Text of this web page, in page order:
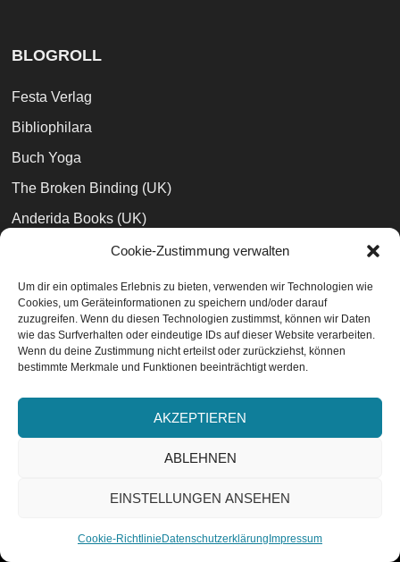
Cookie-Zustimmung verwalten
Um dir ein optimales Erlebnis zu bieten, verwenden wir Technologien wie
Cookies, um Geräteinformationen zu speichern und/oder darauf
zuzugreifen. Wenn du diesen Technologien zustimmst, können wir Daten
wie das Surfverhalten oder eindeutige IDs auf dieser Website verarbeiten.
Wenn du deine Zustimmung nicht erteilst oder zurückziehst, können
bestimmte Merkmale und Funktionen beeinträchtigt werden.
AKZEPTIEREN
ABLEHNEN
EINSTELLUNGEN ANSEHEN
Cookie-Richtlinie Datenschutzerklärung Impressum
BLOGROLL
Festa Verlag
Bibliophilara
Buch Yoga
The Broken Binding (UK)
Anderida Books (UK)
EasyPeasyBooks
Jaspers Buchblog
Buchblogger Topliste
EU-Cookie-Richtlinie
V2.3 - © 2014-2026 Bücher wie Sterne. Literaturblog.